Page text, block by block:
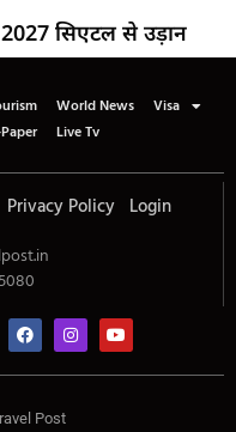
2027 सिएटल से उड़ान
World News
Visa
Live Tv
Privacy Policy Login
Post